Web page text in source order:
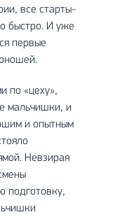
все старты-
быстро. И уже
первые
по «цеху»,
мальчишки, и
и опытным
Невзирая
подготовку,